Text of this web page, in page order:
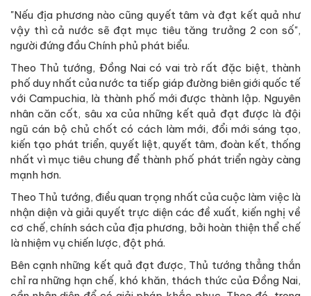
"Nếu địa phương nào cũng quyết tâm và đạt kết quả như
vậy thì cả nước sẽ đạt mục tiêu tăng trưởng 2 con số",
người đứng đầu Chính phủ phát biểu.
Theo Thủ tướng, Đồng Nai có vai trò rất đặc biệt, thành
phố duy nhất của nước ta tiếp giáp đường biên giới quốc tế
với Campuchia, là thành phố mới được thành lập. Nguyên
nhân căn cốt, sâu xa của những kết quả đạt được là đội
ngũ cán bộ chủ chốt có cách làm mới, đổi mới sáng tạo,
kiến tạo phát triển, quyết liệt, quyết tâm, đoàn kết, thống
nhất vì mục tiêu chung để thành phố phát triển ngày càng
mạnh hơn.
Theo Thủ tướng, điều quan trọng nhất của cuộc làm việc là
nhận diện và giải quyết trực diện các đề xuất, kiến nghị về
cơ chế, chính sách của địa phương, bởi hoàn thiện thể chế
là nhiệm vụ chiến lược, đột phá.
Bên cạnh những kết quả đạt được, Thủ tướng thẳng thắn
chỉ ra những hạn chế, khó khăn, thách thức của Đồng Nai,